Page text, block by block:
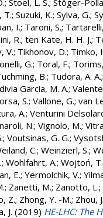
; Stoel, L. S.; Stöger-
T.; Suzuki, K.; Sylva, G.;
I.; Taroni, S.;
R.; ten Kate, H. H. J.;
V.; Tikhonov, D.; Timko,
G.; Toral, F.;
B.; Tudora, A. A.
Garcia, M. A.;
S.; Vallone, G.; van
A.; Venturini
N.; Vignolo, M.;
; Voutsinas, G. G.;
C.; Weinzierl, S.;
; Wohlfahrt, A.; Wojtoń, T.
E.; Yermolchik, V.;
; Zanetti, M.; Zanotto, L.;
Z.; Zhong, Y. -M.; Zhou,
J. (2019) HE-LHC: The